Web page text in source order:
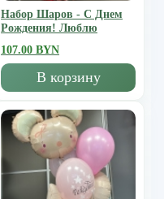
Набор Шаров - С Днем
Рождения! Люблю
107.00 BYN
В корзину